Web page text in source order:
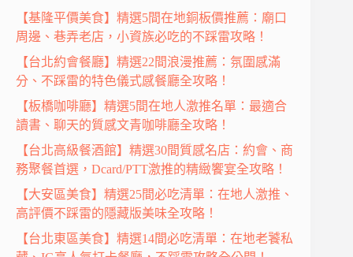
【基隆平價美食】精選5間在地銅板價推薦：廟口
周邊、巷弄老店，小資族必吃的不踩雷攻略！
【台北約會餐廳】精選22間浪漫推薦：氛圍感滿
分、不踩雷的特色儀式感餐廳全攻略！
【板橋咖啡廳】精選5間在地人激推名單：最適合
讀書、聊天的質感文青咖啡廳全攻略！
【台北高級餐酒館】精選30間質感名店：約會、商
務聚餐首選，Dcard/PTT激推的精緻饗宴全攻略！
【大安區美食】精選25間必吃清單：在地人激推、
高評價不踩雷的隱藏版美味全攻略！
【台北東區美食】精選14間必吃清單：在地老饕私